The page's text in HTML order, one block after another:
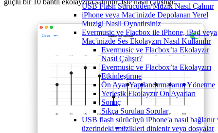
USB Flash Sürücüden Müzik Nasıl Çalınır
iPhone veya Mac'inizde Depolanan Yerel
Muzigi Nasil Oynatirsiniz
Evermusic ve Flacbox ile iPhone, iPad veya
Mac'inizde Ses Ekolayzırı Nasıl Kullanılır
Evermusic ve Flacbox’ta Ekolayzır
Nasıl Çalışır?
Evermusic ve Flacbox’ta Ekolayzırı
Etkinleştirme
Ön Ayar Yapılandırmalarını Yönetme
Yerleşik Ekolayzır Ön Ayarları
Sonuç
Sıkça Sorulan Sorular
USB flash sürücüyü iPhone'a nasıl bağlanır
üzerindeki müzikleri dinlenir veya dosyalar